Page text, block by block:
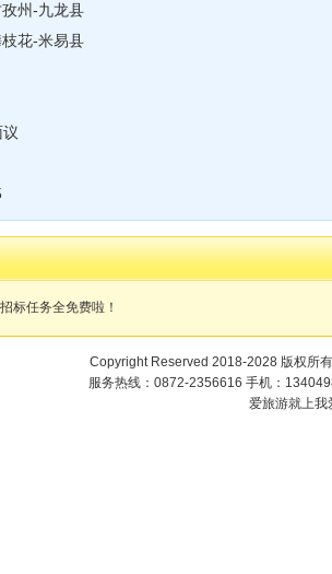
州-九龙县
花-米易县
招标任务全免费啦！
Copyright Reserved 2018-2028 版权所
服务热线：0872-2356616 手机：
爱旅游就上我